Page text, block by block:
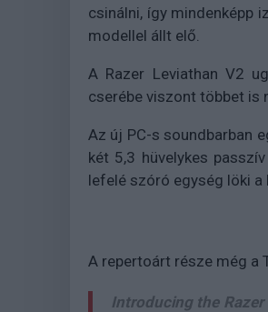
csinálni, így mindenképp
modellel állt elő.
A Razer Leviathan V2
cserébe viszont többet is
Az új PC-s soundbarban
két 5,3 hüvelykes
lefelé szóró egység löki a
A repertoárt része még a
Introducing the